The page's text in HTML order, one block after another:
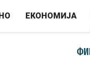
ЕКОНОМИЈА